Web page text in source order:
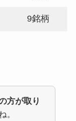
9銘柄
方が取り
。